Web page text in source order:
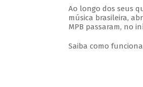
Ao longo dos seus
música brasileira,
MPB passaram, no
Saiba como